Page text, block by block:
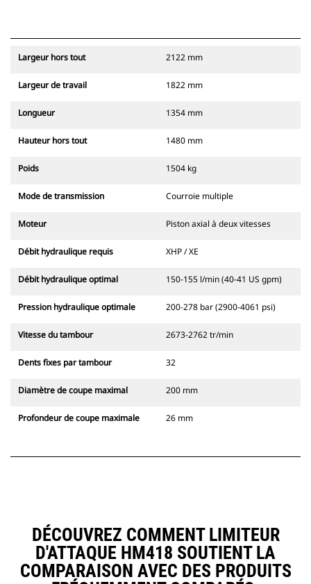
Largeur hors tout 2122 mm
Largeur de travail 1822 mm
Longueur 1354 mm
Hauteur hors tout 1480 mm
Poids 1504 kg
Mode de transmission Courroie multiple
Moteur Piston axial à deux vitesses
Débit hydraulique requis XHP / XE
Débit hydraulique optimal 150-155 l/min (40-41 US gpm)
Pression hydraulique optimale 200-278 bar (2900-4061 psi)
Vitesse du tambour 2673-2762 tr/min
Dents fixes par tambour 32
Diamètre de coupe maximal 200 mm
Profondeur de coupe maximale 26 mm
DÉCOUVREZ COMMENT LIMITEUR
D'ATTAQUE HM418 SOUTIENT LA
COMPARAISON AVEC DES PRODUITS